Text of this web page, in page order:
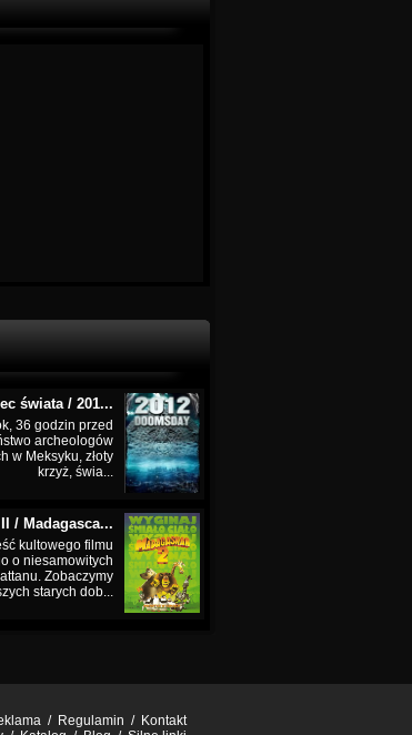
świata / 201...
36 godzin przed
archeologów
w Meksyku, złoty
krzyż, świa...
/ Madagasca...
kultowego filmu
o niesamowitych
Zobaczymy
starych dob...
/ Regulamin / Kontakt